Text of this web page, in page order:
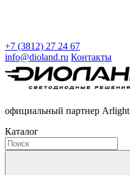
+7 (3812) 27 24 67
info@dioland.ru Контакты
официальный партнер Arlight
Каталог